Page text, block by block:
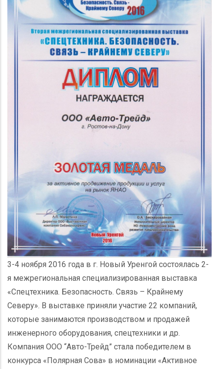
3-4 ноября 2016 года в г. Новый Уренгой состоялась 2-
я межрегиональная специализированная выставка
«Спецтехника. Безопасность. Связь – Крайнему
Северу». В выставке приняли участие 22 компаний,
которые занимаются производством и продажей
инженерного оборудования, спецтехники и др.
Компания ООО “Авто-Трейд” стала победителем в
конкурса «Полярная Сова» в номинации «Активное